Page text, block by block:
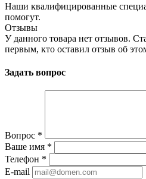
Наши квалифицированные
помогут.
Отзывы
У данного товара нет отзывов.
первым, кто оставил отзыв об
Задать вопрос
Вопрос *
Ваше имя *
Телефон *
E-mail